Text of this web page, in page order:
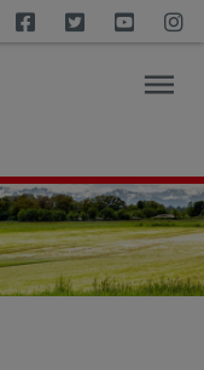
Facebook
Twitter